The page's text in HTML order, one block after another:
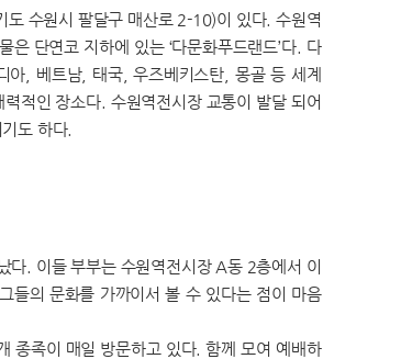
도 수원시 팔달구 매산로 2-10)이 있다. 수원역
단연코 지하에 있는 ‘다문화푸드랜드’다. 다
, 베트남, 태국, 우즈베키스탄, 몽골 등 세계
적인 장소다. 수원역전시장 교통이 발달 되어
도 하다.
다. 이들 부부는 수원역전시장 A동 2층에서 이
들의 문화를 가까이서 볼 수 있다는 점이 마음
종족이 매일 방문하고 있다. 함께 모여 예배하